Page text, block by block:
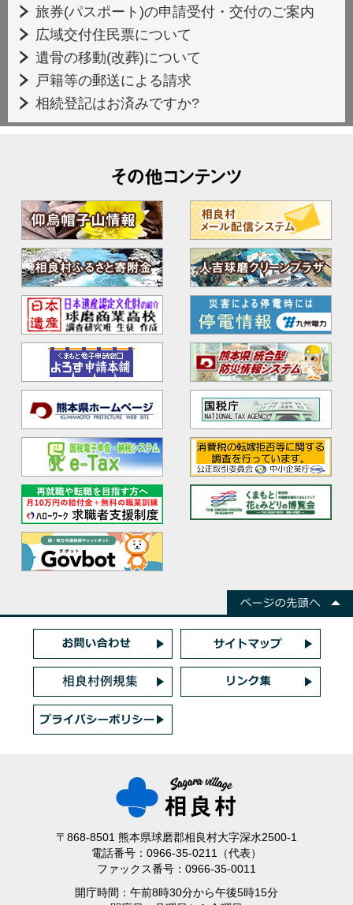
旅券(パスポート)の申請受付・交付のご案内
広域交付住民票について
遺骨の移動(改葬)について
戸籍等の郵送による請求
相続登記はお済みですか?
〒868-8501 熊本県球磨郡相良村大字深水2500-1
電話番号：0966-35-0211（代表）
ファックス番号：0966-35-0011
開庁時間：午前8時30分から午後5時15分